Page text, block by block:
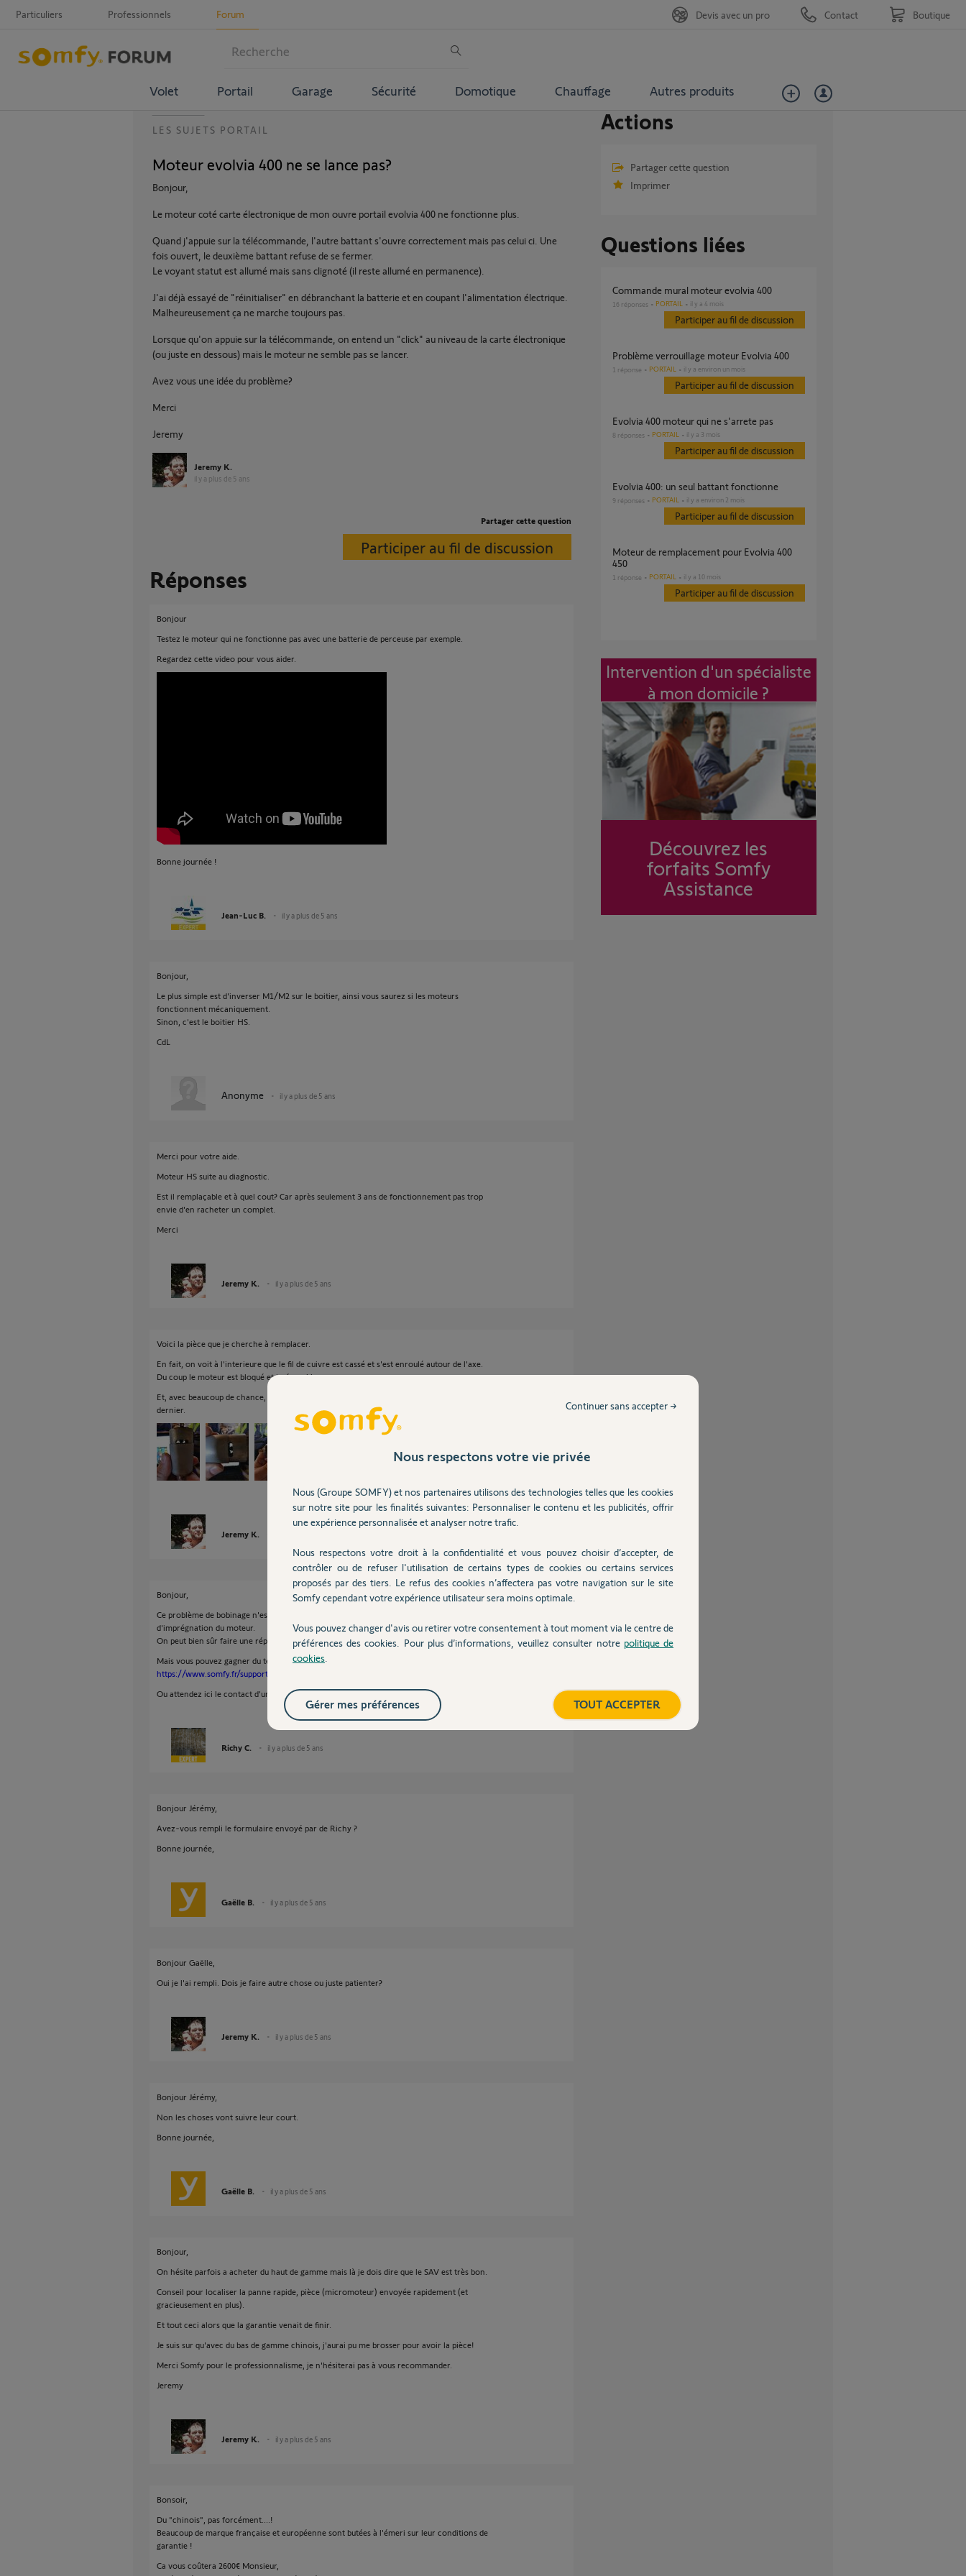
Particuliers Professionnels Forum
Volet Portail Garage Sécurité Domotique Chauffage Autres produits
Devis avec un pro Contact Boutique
LES SUJETS PORTAIL
Moteur evolvia 400 ne se lance pas?
Bonjour,
Le moteur coté carte électronique de mon ouvre portail evolvia 400 ne fonctionne plus.
Quand j'appuie sur la télécommande, l'autre battant s'ouvre correctement mais pas celui ci. Une
fois ouvert, le deuxième battant refuse de se fermer.
Le voyant statut est allumé mais sans clignoté (il reste allumé en permanence).
J'ai déjà essayé de "réinitialiser" en débranchant la batterie et en coupant l'alimentation électrique.
Malheureusement ça ne marche toujours pas.
Lorsque qu'on appuie sur la télécommande, on entend un "click" au niveau de la carte électronique
(ou juste en dessous) mais le moteur ne semble pas se lancer.
Avez vous une idée du problème?
Merci
Jeremy
Jeremy K.
il y a plus de 5 ans
Partager cette question
Participer au fil de discussion
Réponses
Bonjour
Testez le moteur qui ne fonctionne pas avec une batterie de perceuse par exemple.
Regardez cette video pour vous aider.
Bonne journée !
Jean-Luc B. il y a plus de 5 ans
Bonjour,
Le plus simple est d'inverser M1/M2 sur le boitier, ainsi vous saurez si les moteurs
fonctionnent mécaniquement.
Sinon, c'est le boitier HS.
CdL
Anonyme il y a plus de 5 ans
Merci pour votre aide.
Moteur HS suite au diagnostic.
Est il remplaçable et à quel cout? Car après seulement 3 ans de fonctionnement pas trop
envie d'en racheter un complet.
Merci
Jeremy K. il y a plus de 5 ans
Voici la pièce que je cherche à remplacer.
En fait, on voit à l'interieure que le fil de cuivre est cassé et s'est enroulé autour de l'axe.
Du coup le moteur est bloqué et irréparable.
Et, avec beaucoup de chance, la garantie de 3 ans suite à l'achat est arrivée à terme le mois
dernier.
Jeremy K.
Bonjour,
Ce problème de bobinage n'est pas normal et peut être dû à un défaut de fabrication et
d'imprégnation du moteur.
On peut bien sûr faire une réparation du moteur.
Mais vous pouvez gagner du temps en remplissant le formulaire en bas de page.
https://www.somfy.fr/support/sav-pignon-evolvia-passeo-800
Ou attendez ici le contact d'un Technicien Somfy.
Richy C. il y a plus de 5 ans
Bonjour Jérémy,
Avez-vous rempli le formulaire envoyé par de Richy ?
Bonne journée,
Gaëlle B. il y a plus de 5 ans
Bonjour Gaëlle,
Oui je l'ai rempli. Dois je faire autre chose ou juste patienter?
Jeremy K. il y a plus de 5 ans
Bonjour Jérémy,
Non les choses vont suivre leur court.
Bonne journée,
Gaëlle B. il y a plus de 5 ans
Bonjour,
On hésite parfois a acheter du haut de gamme mais là je dois dire que le SAV est très bon.
Conseil pour localiser la panne rapide, pièce (micromoteur) envoyée rapidement (et
gracieusement en plus).
Et tout ceci alors que la garantie venait de finir.
Je suis sur qu'avec du bas de gamme chinois, j'aurai pu me brosser pour avoir la pièce!
Merci Somfy pour le professionnalisme, je n'hésiterai pas à vous recommander.
Jeremy
Jeremy K. il y a plus de 5 ans
Bonsoir,
Du "chinois", pas forcément....!
Beaucoup de marque française et européenne sont butées à l'émeri sur leur conditions de
garantie !
Ca vous coûtera 2600€ Monsieur,
Actions
Partager cette question
Imprimer
Questions liées
Commande mural moteur evolvia 400
16 réponses PORTAIL il y a 4 mois
Participer au fil de discussion
Problème verrouillage moteur Evolvia 400
1 réponse PORTAIL il y a environ un mois
Participer au fil de discussion
Evolvia 400 moteur qui ne s'arrete pas
8 réponses PORTAIL il y a 3 mois
Participer au fil de discussion
Evolvia 400: un seul battant fonctionne
9 réponses PORTAIL il y a environ 2 mois
Participer au fil de discussion
Moteur de remplacement pour Evolvia 400
450
1 réponse PORTAIL il y a 10 mois
Participer au fil de discussion
Intervention d'un spécialiste
à mon domicile ?
Découvrez les
forfaits Somfy
Assistance
Nous respectons votre vie privée
Nous (Groupe SOMFY) et nos partenaires utilisons des technologies telles que les cookies
sur notre site pour les finalités suivantes: Personnaliser le contenu et les publicités, offrir
une expérience personnalisée et analyser notre trafic.
Nous respectons votre droit à la confidentialité et vous pouvez choisir d’accepter, de
contrôler ou de refuser l'utilisation de certains types de cookies ou certains services
proposés par des tiers. Le refus des cookies n’affectera pas votre navigation sur le site
Somfy cependant votre expérience utilisateur sera moins optimale.
Vous pouvez changer d'avis ou retirer votre consentement à tout moment via le centre de
préférences des cookies. Pour plus d’informations, veuillez consulter notre politique de
cookies
Continuer sans accepter →
TOUT ACCEPTER
Gérer mes préférences